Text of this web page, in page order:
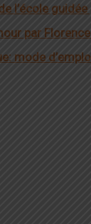
l’école
par
mode